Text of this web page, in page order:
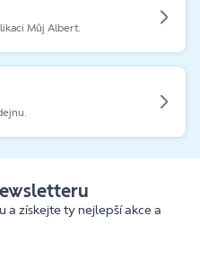
Můj Albert.
a získejte ty nejlepší akce a